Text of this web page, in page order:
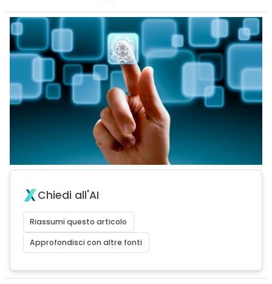
Chiedi all'AI
Riassumi questo articolo
Approfondisci con altre fonti